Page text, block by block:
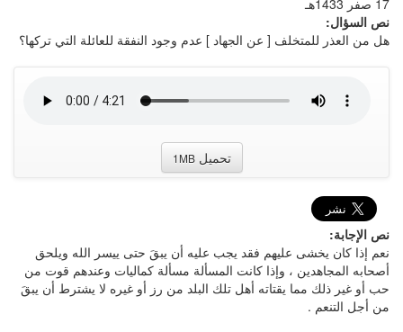
17 صفر 1433هـ
نص السؤال:
هل من العذر للمتخلف [ عن الجهاد ] عدم وجود النفقة للعائلة التي تركها؟
تحميل1MB
نص الإجابة:
نعم إذا كان يخشى عليهم فقد يجب عليه أن يبقَ حتى ييسر الله ويلحق
أصحابه المجاهدين ، وإذا كانت المسألة مسألة كماليات وعندهم قوت من
حب أو غير ذلك مما يقتاته أهل تلك البلد من رز أو غيره لا يشترط أن يبقَ
من أجل التنعم .